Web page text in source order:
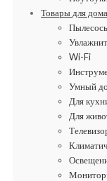
Товары для дома
Wi-Fi
Умный
Для
Для